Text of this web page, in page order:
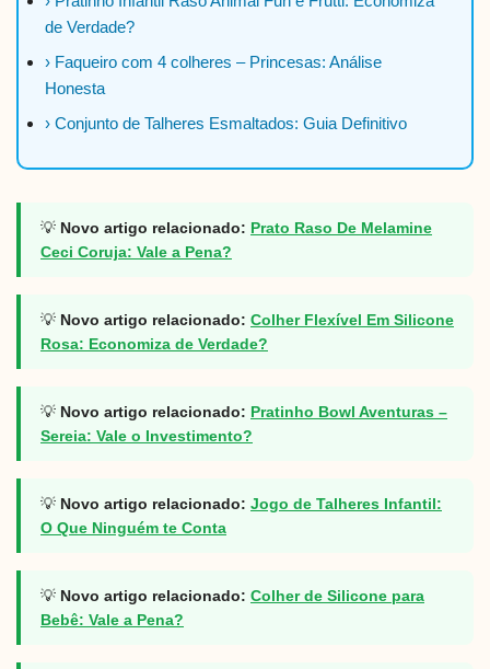
de Verdade?
› Faqueiro com 4 colheres – Princesas: Análise
Honesta
› Conjunto de Talheres Esmaltados: Guia Definitivo
💡 Novo artigo relacionado: Prato Raso De Melamine
Ceci Coruja: Vale a Pena?
💡 Novo artigo relacionado: Colher Flexível Em Silicone
Rosa: Economiza de Verdade?
💡 Novo artigo relacionado: Pratinho Bowl Aventuras –
Sereia: Vale o Investimento?
💡 Novo artigo relacionado: Jogo de Talheres Infantil:
O Que Ninguém te Conta
💡 Novo artigo relacionado: Colher de Silicone para
Bebê: Vale a Pena?